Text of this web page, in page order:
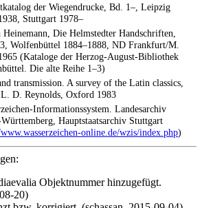
der Wiegendrucke, Bd. 1–, Leipzig
Stuttgart 1978–
Heinemann, Die Helmstedter Handschriften,
Wolfenbüttel 1884–1888, ND Frankfurt/M.
(Kataloge der Herzog-August-Bibliothek
Die alte Reihe 1–3)
transmission. A survey of the Latin classics,
D. Reynolds, Oxford 1983
Informationssystem. Landesarchiv
Württemberg, Hauptstaatsarchiv Stuttgart
online.de/wzis/index.php)
Objektnummer hinzugefügt.
20)